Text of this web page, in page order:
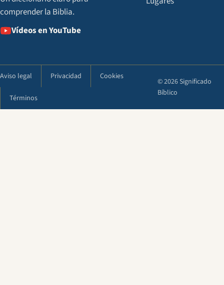
comprender la Biblia.
Vídeos en YouTube
Aviso legal Privacidad Cookies
Términos
© 2026 Significado
Bíblico